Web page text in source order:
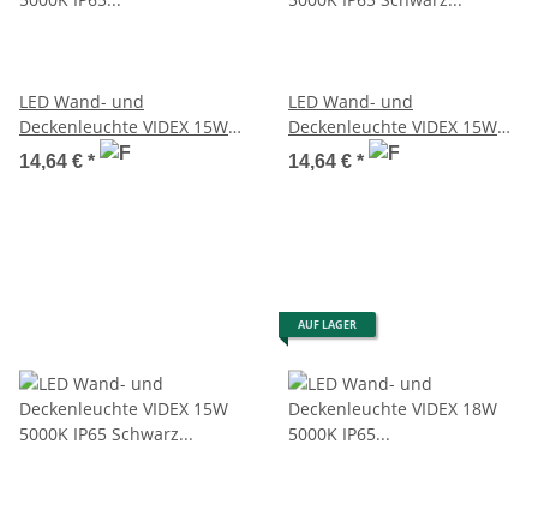
LED Wand- und
Deckenleuchte VIDEX 15W
5000K IP65
Feuchtraumleuchte
14,64 € *
LED Wand- und
Deckenleuchte VIDEX 15W
5000K IP65 Schwarz
Feuchtraumleuchte
14,64 € *
AUF LAGER